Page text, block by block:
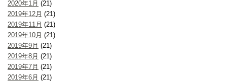
2020年1月 (21)
2019年12月 (21)
2019年11月 (21)
2019年10月 (21)
2019年9月 (21)
2019年8月 (21)
2019年7月 (21)
2019年6月 (21)